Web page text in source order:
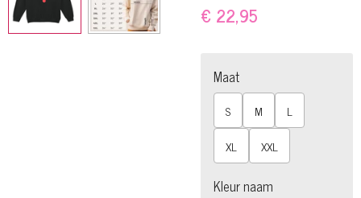
€ 22,95
Maat
S M
L
XL
XXL
Kleur naam